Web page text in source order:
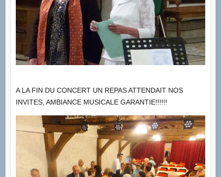
A LA FIN DU CONCERT UN REPAS ATTENDAIT NOS
INVITES, AMBIANCE MUSICALE GARANTIE!!!!!!